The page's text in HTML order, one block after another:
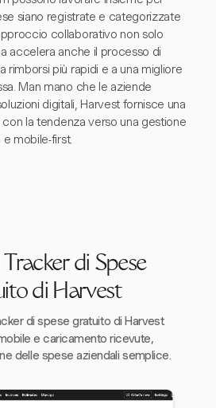
siano registrate e categorizzate
collaborativo non solo
accelera anche il processo di
rimborsi più rapidi e a una migliore
Man mano che le aziende
digitali, Harvest fornisce una
la tendenza verso una gestione
mobile-first.
di Spese
di Harvest
di spese gratuito di Harvest
e caricamento ricevute,
delle spese aziendali semplice.